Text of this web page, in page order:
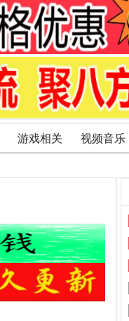
游戏相关 视频音乐